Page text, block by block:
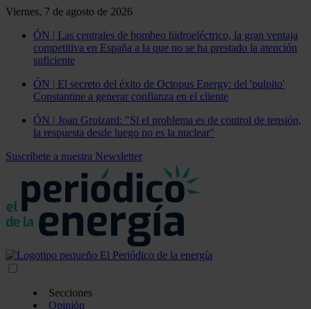
Viernes, 7 de agosto de 2026
ÓN | Las centrales de bombeo hidroeléctrico, la gran ventaja
competitiva en España a la que no se ha prestado la atención
suficiente
ÓN | El secreto del éxito de Octopus Energy: del 'pulpito'
Constantine a generar confianza en el cliente
ÓN | Joan Groizard: "Si el problema es de control de tensión,
la respuesta desde luego no es la nuclear"
Suscríbete a nuestra Newsletter
Secciones
Opinión